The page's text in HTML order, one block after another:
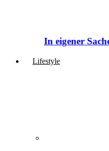
In eigener
Lifestyle